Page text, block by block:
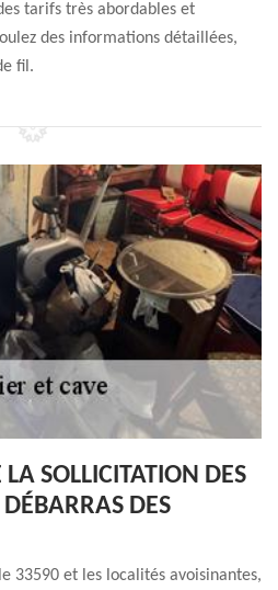
tarifs très abordables et
des informations détaillées,
fil.
SOLLICITATION DES
DES
33590 et les localités avoisinantes,